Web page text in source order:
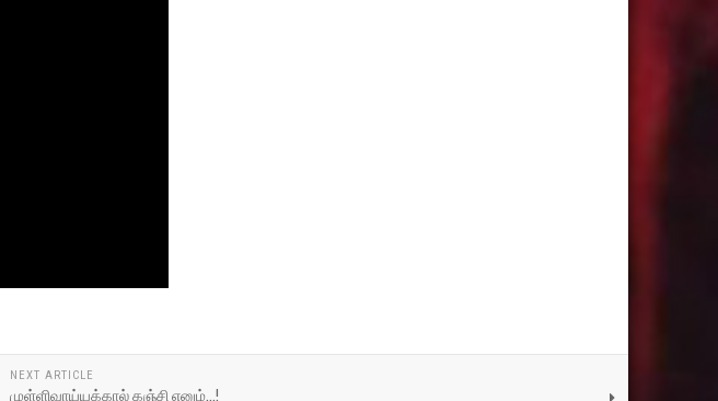
NEXT ARTICLE
முள்ளிவாய்யக்கால் கஞ்சி எனும்...!